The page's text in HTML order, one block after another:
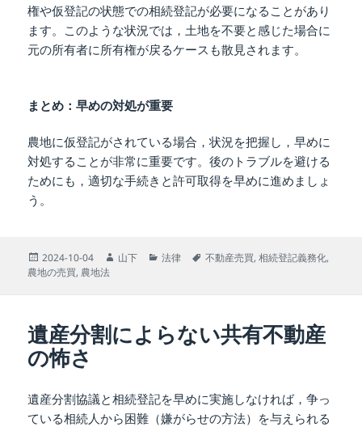
権や仮登記の状態での相続登記が必要になることがあり
ます。このような状況では，土地を不要と感じた場合に
元の所有者に所有権が戻るケースも散見されます。
まとめ：早めの対処が重要
農地に仮登記がされている場合，状況を把握し，早めに
対処することが非常に重要です。後のトラブルを避ける
ためにも，適切な手続きと許可取得を早めに進めましょ
う。
投
稿
2024-10-04
作
山下
カ
法律
タ
不動産売買,相続登記義務化,
農地の売買, 農地法
遺産分割によらない共有不動産
の怖さ
遺産分割協議と相続登記を早めに実施しなければ，争っ
ている相続人から困難（嫌がらせの方法）を与えられる